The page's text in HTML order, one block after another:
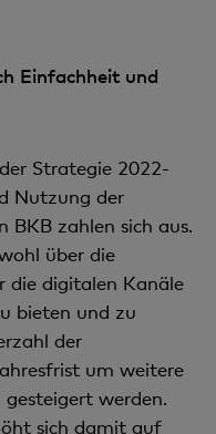
Einfachheit und
Strategie 2022-
Nutzung der
BKB zahlen sich aus.
über die
die digitalen Kanäle
bieten und zu
der
um weitere
werden.
sich damit auf